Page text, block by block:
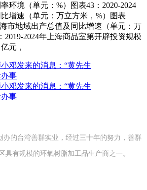
环境（单元：%）图表43：2020-2024
增速（单元：万立方米，%）图表
海市地域出产总值及同比增速（单元：万
2019-2024年上海商品室第开辟投资规模
元，
邓发来的消息：“黄先生
事
邓发来的消息：“黄先生
事
办的台湾善群实业，经过三十年的努力，善群
具有规模的环氧树脂加工品生产商之一。